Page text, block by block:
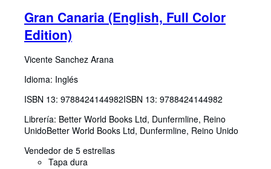
Gran Canaria (English, Full Color
Edition)
Vicente Sanchez Arana
Idioma: Inglés
ISBN 13: 9788424144982ISBN 13: 9788424144982
Librería: Better World Books Ltd, Dunfermline, Reino
UnidoBetter World Books Ltd, Dunfermline, Reino Unido
Vendedor de 5 estrellas
Tapa dura